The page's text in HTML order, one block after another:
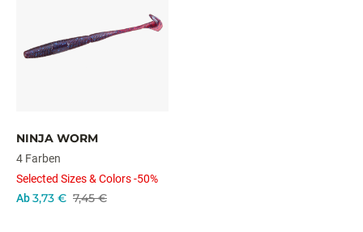
NINJA WORM
4 Farben
Selected Sizes & Colors -50%
Ab
7,45 €
3,73 €